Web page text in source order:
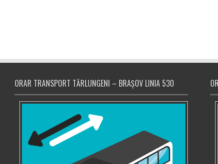
ORAR TRANSPORT TĂRLUNGENI – BRAȘOV LINIA 530